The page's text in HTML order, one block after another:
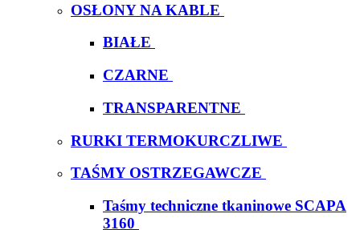
OSŁONY NA KABLE
BIAŁE
CZARNE
TRANSPARENTNE
RURKI TERMOKURCZLIWE
TAŚMY OSTRZEGAWCZE
Taśmy techniczne tkaninowe SCAPA
3160